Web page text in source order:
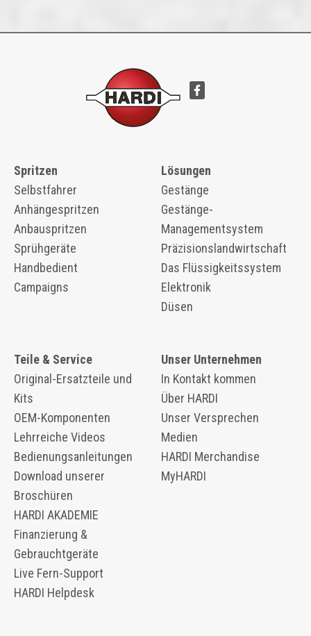
Spritzen
Selbstfahrer
Anhängespritzen
Anbauspritzen
Sprühgeräte
Handbedient
Campaigns
Lösungen
Gestänge
Gestänge-
Managementsystem
Präzisionslandwirtschaft
Das Flüssigkeitssystem
Elektronik
Düsen
Teile & Service
Original-Ersatzteile und
Kits
OEM-Komponenten
​​Lehrreiche Videos
Bedienungsanleitungen
Download unserer
Broschüren
HARDI AKADEMIE
Finanzierung &
Gebrauchtgeräte
Live Fern-Support
HARDI Helpdesk
Unser Unternehmen
In Kontakt kommen
Über HARDI
Unser Versprechen
Medien
HARDI Merchandise
MyHARDI